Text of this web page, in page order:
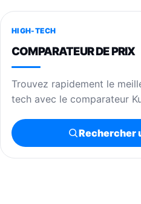
HIGH-TECH
COMPARATEUR DE PRIX
Trouvez rapidement le
tech avec le comparateur
Rechercher